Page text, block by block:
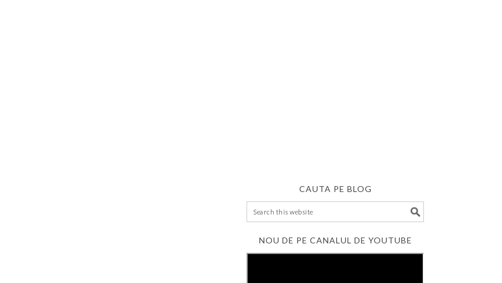
CAUTA PE BLOG
NOU DE PE CANALUL DE YOUTUBE